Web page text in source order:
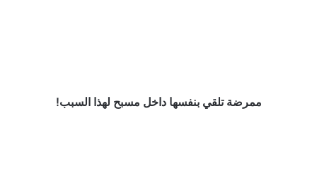
ممرضة تلقي بنفسها داخل مسبح لهذا السبب!